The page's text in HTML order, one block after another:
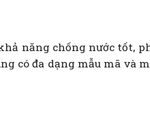
năng chống nước tốt,
có đa dạng mẫu mã và